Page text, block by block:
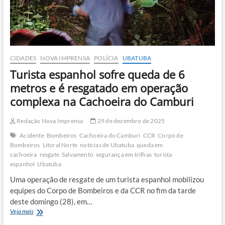
CIDADES NOVA IMPRENSA POLÍCIA UBATUBA
Turista espanhol sofre queda de 6
metros e é resgatado em operação
complexa na Cachoeira do Camburi
Redação Nova Imprensa
29 de dezembro de 2025
Acidente Bombeiros Cachoeira do Camburi CCR Corpo de
Bombeiros Litoral Norte notícias de Ubatuba queda em
cachoeira resgate Salvamento segurança em trilhas turista
espanhol Ubatuba
Uma operação de resgate de um turista espanhol mobilizou
equipes do Corpo de Bombeiros e da CCR no fim da tarde
deste domingo (28), em…
Veja maisTurista